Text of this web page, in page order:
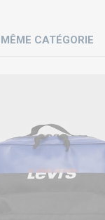
CATÉGORIE